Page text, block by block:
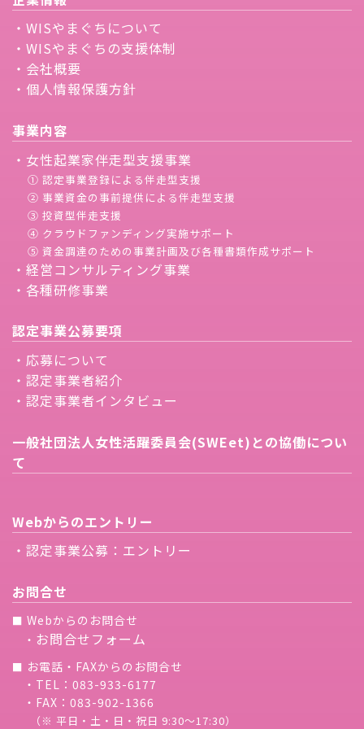
・WISやまぐちについて
・WISやまぐちの支援体制
・会社概要
・個人情報保護方針
事業内容
・女性起業家伴走型支援事業
① 認定事業登録による伴走型支援
② 事業資金の事前提供による伴走型支援
③ 投資型伴走支援
④ クラウドファンディング実施サポート
⑤ 資金調達のための事業計画及び各種書類作成サポート
・経営コンサルティング事業
・各種研修事業
認定事業公募要項
・応募について
・認定事業者紹介
・認定事業者インタビュー
一般社団法人女性活躍委員会(SWEet)との協働につい
て
Webからのエントリー
・認定事業公募：エントリー
お問合せ
■ Webからのお問合せ
・ お問合せフォーム
■ お電話・FAXからのお問合せ
・TEL：083-933-6177
・FAX：083-902-1366
（※ 平日・土・日・祝日 9:30〜17:30）